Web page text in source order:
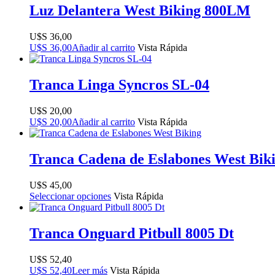
Luz Delantera West Biking 800LM
$
36,00
$
36,00Añadir al carrito Vista Rápida
Tranca Linga Syncros SL-04
$
20,00
$
20,00Añadir al carrito Vista Rápida
Tranca Cadena de Eslabones West
$
45,00
Seleccionar opciones Vista Rápida
Tranca Onguard Pitbull 8005 Dt
$
52,40
$
52,40Leer más Vista Rápida